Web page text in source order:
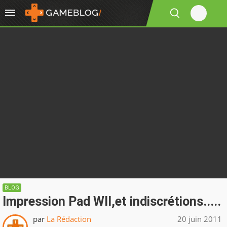
BLOG
Impression Pad WII,et indiscrétions.....
par La Rédaction 20 juin 2011